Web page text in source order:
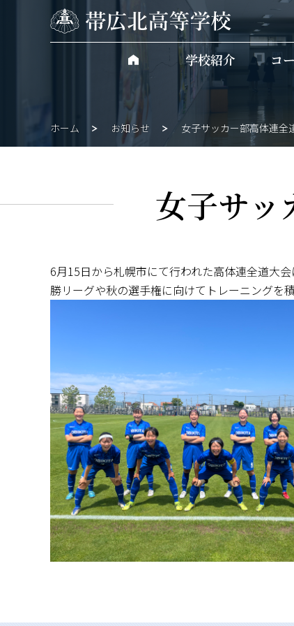
学校紹介 コ
ホーム お知らせ 女子サッカー部高体連全
女子サッ
6月15日から札幌市にて行われた高体連全道大
勝リーグや秋の選手権に向けてトレーニングを